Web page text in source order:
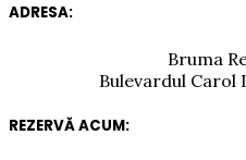
ADRESA:
Bruma
Bulevardul Carol
REZERVĂ ACUM: